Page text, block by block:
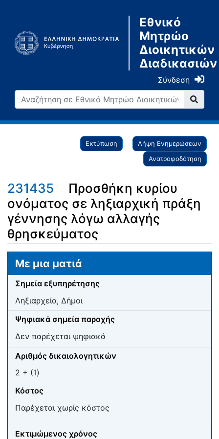
Εθνικό
Μητρώο
Διοικητικών
Διαδικασιών
Σύνδεση
Εκτύπωση
Λήψη Ενημερώσεων
Ανατροφοδότηση
231435
Προσθήκη κυρίου
ονόματος σε ληξιαρχική πράξη
γέννησης λόγω αλλαγής
θρησκεύματος
Μετάβαση σε: πλοήγηση
Με μια ματιά
Σημεία εξυπηρέτησης
Ληξιαρχεία, Δήμοι
Ψηφιακά σημεία παροχής
Δεν παρέχεται ψηφιακά
Αριθμός δικαιολογητικών
2 + (1)
Κόστος
Παρέχεται χωρίς κόστος
Εκτιμώμενος χρόνος